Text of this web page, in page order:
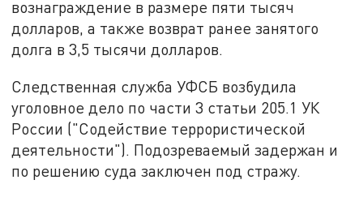
вознаграждение в размере пяти тысяч
долларов, а также возврат ранее занятого
долга в 3,5 тысячи долларов.
Следственная служба УФСБ возбудила
уголовное дело по части 3 статьи 205.1 УК
России ("Содействие террористической
деятельности"). Подозреваемый задержан и
по решению суда заключен под стражу.